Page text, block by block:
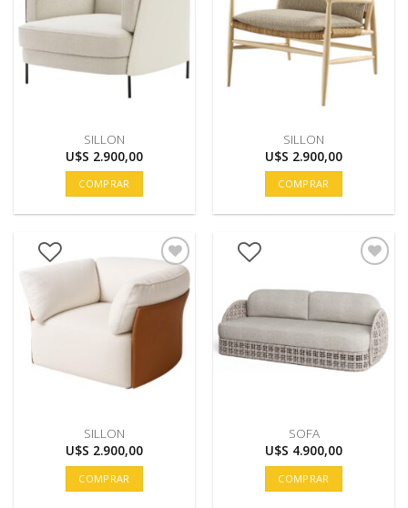
SILLON
U$S 2.900,00
COMPRAR
SILLON
U$S 2.900,00
COMPRAR
SILLON
U$S 2.900,00
COMPRAR
SOFA
U$S 4.900,00
COMPRAR